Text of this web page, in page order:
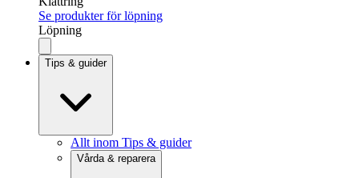
Se produkter för löpning
Löpning
Tips & guider
Allt inom Tips & guider
Vårda & reparera